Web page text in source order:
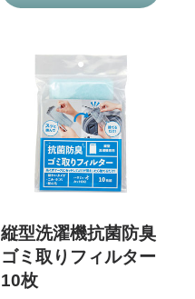
縦型洗濯機抗菌防臭
ゴミ取りフィルター
10枚